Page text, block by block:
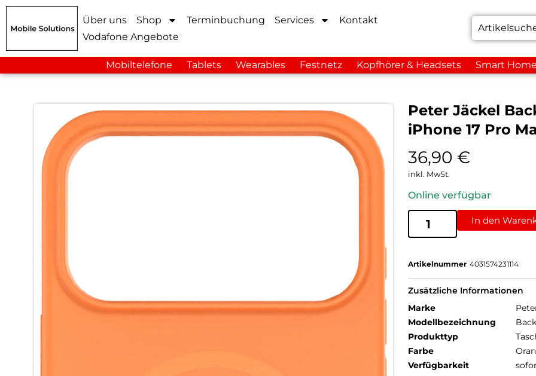
Über uns Shop Terminbuchung Services
Kontakt
Vodafone Angebote
Mobiltelefone Tablets Wearables Festnetz Kopfhörer & Headsets Smart
Peter Jäckel
iPhone 17 Pro
36,90 €
inkl. MwSt.
Online verfügbar
In den
Artikelnummer 4031574231114
Zusätzliche Informationen
Marke
Modellbezeichnung
Produkttyp
Farbe
Verfügbarkeit